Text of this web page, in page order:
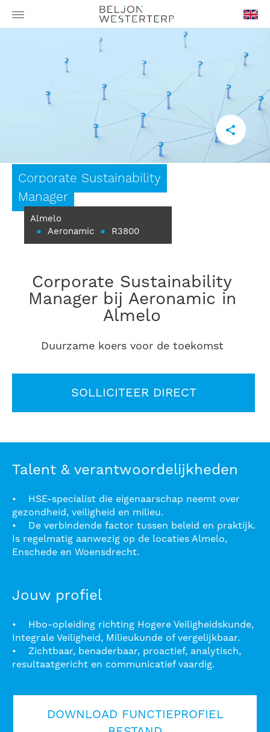
GB
Corporate Sustainability
Manager
Almelo
● Aeronamic ● R3800
Corporate Sustainability
Manager bij Aeronamic in
Almelo
Duurzame koers voor de toekomst
SOLLICITEER DIRECT
Talent & verantwoordelijkheden
• HSE-specialist die eigenaarschap neemt over
gezondheid, veiligheid en milieu.
• De verbindende factor tussen beleid en praktijk.
Is regelmatig aanwezig op de locaties Almelo,
Enschede en Woensdrecht.
Jouw profiel
• Hbo-opleiding richting Hogere Veiligheidskunde,
Integrale Veiligheid, Milieukunde of vergelijkbaar.
• Zichtbaar, benaderbaar, proactief, analytisch,
resultaatgericht en communicatief vaardig.
DOWNLOAD FUNCTIEPROFIEL